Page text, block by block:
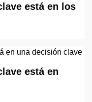
está en los
está en